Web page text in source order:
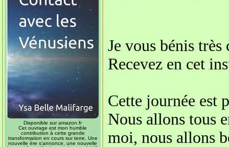
Disponible sur amazon.fr
Cet ouvrage est mon humble
contribution à cette grande
transformation en cours sur terre. Une
nouvelle ère s'annonce, une nouvelle
Je vous bénis très
Recevez en cet
Cette journée est
Nous allons tous
moi, nous allons